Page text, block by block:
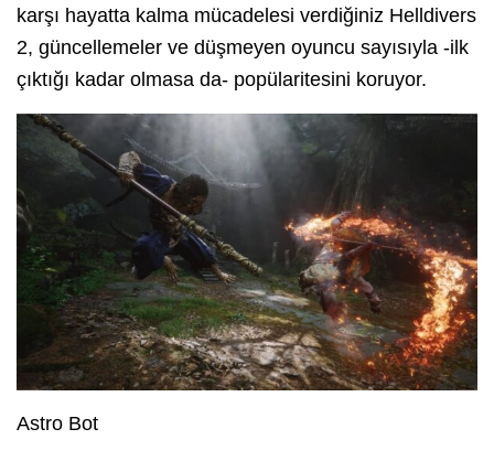
karşı hayatta kalma mücadelesi verdiğiniz Helldivers
2, güncellemeler ve düşmeyen oyuncu sayısıyla -ilk
çıktığı kadar olmasa da- popülaritesini koruyor.
Astro Bot